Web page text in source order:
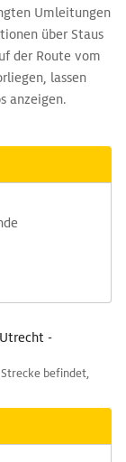
Umleitungen
über Staus
der Route vom
lassen
anzeigen.
-
befindet,